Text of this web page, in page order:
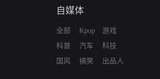
自媒体
全部
科普
国风
Kpop
汽车
搞笑
游戏
科技
出品人